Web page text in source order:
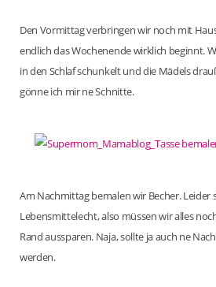
Den Vormittag verbringen wir noch mit
endlich das Wochenende wirklich beginnt.
in den Schlaf schunkelt und die Mädels
gönne ich mir ne Schnitte.
Am Nachmittag bemalen wir Becher. Leider
Lebensmittelecht, also müssen wir alles
Rand aussparen. Naja, sollte ja auch ne
werden.